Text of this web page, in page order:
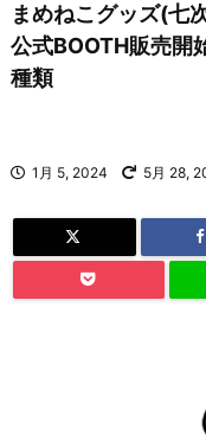
まめねこグッズ(七
公式BOOTH販売開
種類
1月 5, 2024 5月 28,